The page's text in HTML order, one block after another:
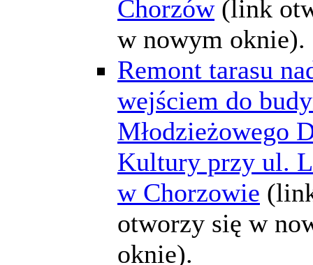
Chorzów (link
w nowym oknie).
Remont tarasu
wejściem do
Młodzieżowego
Kultury przy ul.
w Chorzowie
otworzy się w
oknie).